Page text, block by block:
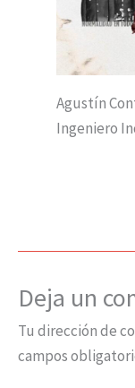
Agustín
Ingeniero
Deja un
Tu dirección de
campos